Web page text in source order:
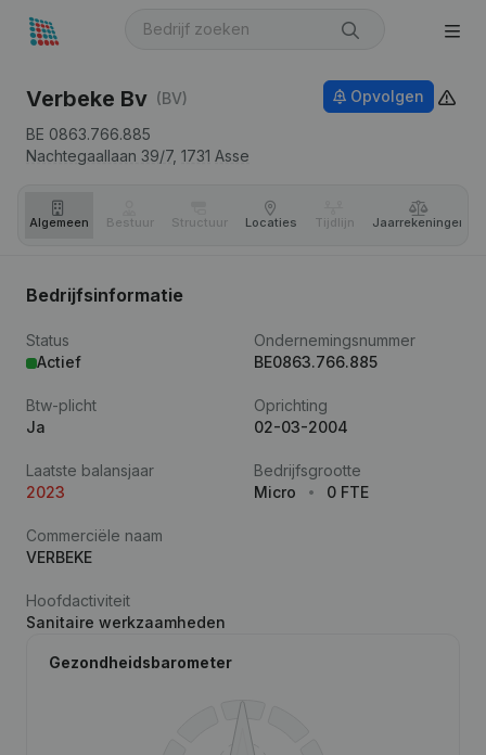
Verbeke Bv (BV)
BE 0863.766.885
Nachtegaallaan 39/7, 1731 Asse
Opvolgen
Algemeen Bestuur Structuur Locaties Tijdlijn Jaar­rekeningen
Bedrijfsinformatie
Status
Actief
Ondernemingsnummer
BE0863.766.885
Btw-plicht
Ja
Oprichting
02-03-2004
Laatste balansjaar
2023
Bedrijfsgrootte
Micro
0 FTE
Commerciële naam
VERBEKE
Hoofdactiviteit
Sanitaire werkzaamheden
Gezondheidsbarometer